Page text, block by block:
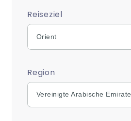
Reiseziel
Orient
Region
Vereinigte Arabische Emirate